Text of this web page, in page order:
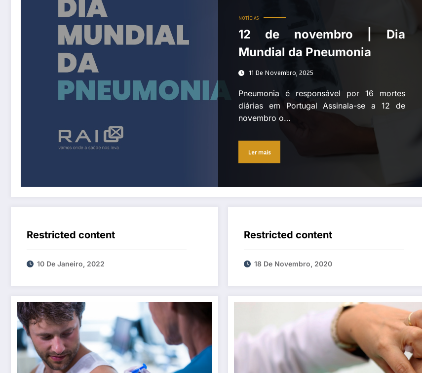
NOTÍCIAS
12 de novembro | Dia
Mundial da Pneumonia
11 De Novembro, 2025
Pneumonia é responsável por 16 mortes
diárias em Portugal Assinala-se a 12 de
novembro o…
Ler mais
Restricted content
10 De Janeiro, 2022
Restricted content
18 De Novembro, 2020